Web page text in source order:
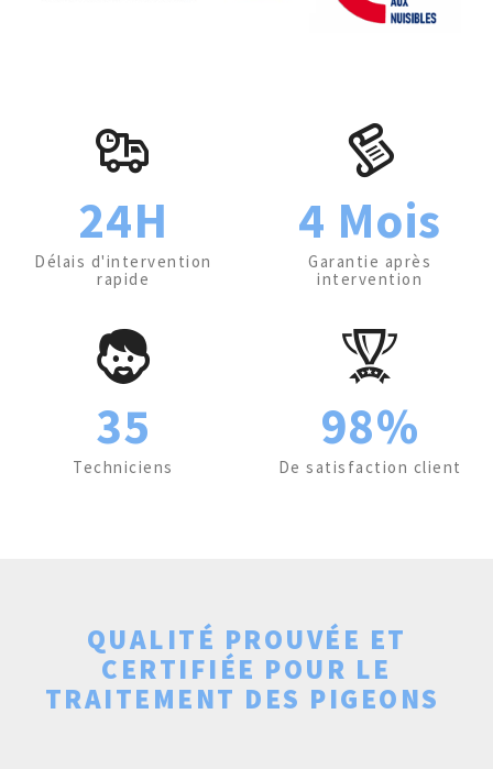
24H
Délais d'intervention
rapide
4 Mois
Garantie après
intervention
35
Techniciens
98%
De satisfaction client
QUALITÉ PROUVÉE ET
CERTIFIÉE POUR LE
TRAITEMENT DES PIGEONS